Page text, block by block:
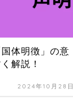
体明徴」の意
解説！
2024年10月28日